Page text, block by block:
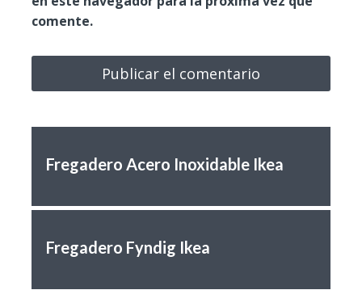
comente.
Fregadero Acero Inoxidable Ikea
Fregadero Fyndig Ikea